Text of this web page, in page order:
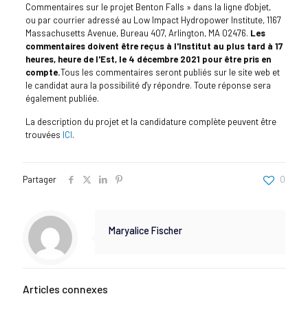
Commentaires sur le projet Benton Falls » dans la ligne d'objet,
ou par courrier adressé au Low Impact Hydropower Institute, 1167
Massachusetts Avenue, Bureau 407, Arlington, MA 02476. Les
commentaires doivent être reçus à l'Institut au plus tard à 17
heures, heure de l'Est, le 4 décembre 2021 pour être pris en
compte.Tous les commentaires seront publiés sur le site web et
le candidat aura la possibilité d'y répondre. Toute réponse sera
également publiée.
La description du projet et la candidature complète peuvent être
trouvées ICI.
Partager 0
Maryalice Fischer
Articles connexes